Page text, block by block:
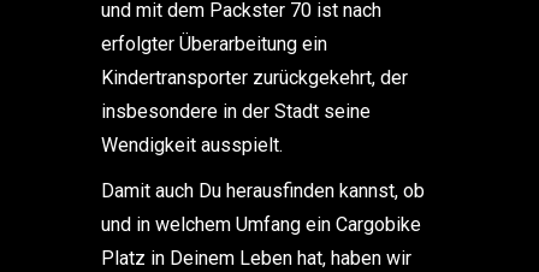
und mit dem Packster 70 ist nach
erfolgter Überarbeitung ein
Kindertransporter zurückgekehrt, der
insbesondere in der Stadt seine
Wendigkeit ausspielt.
Damit auch Du herausfinden kannst, ob
und in welchem Umfang ein Cargobike
Platz in Deinem Leben hat, haben wir